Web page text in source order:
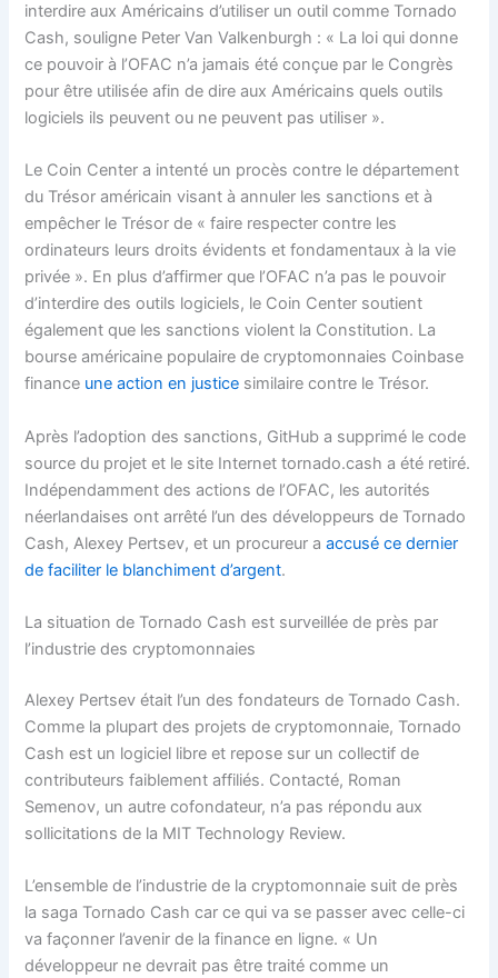
interdire aux Américains d’utiliser un outil comme Tornado
Cash, souligne Peter Van Valkenburgh : « La loi qui donne
ce pouvoir à l’OFAC n’a jamais été conçue par le Congrès
pour être utilisée afin de dire aux Américains quels outils
logiciels ils peuvent ou ne peuvent pas utiliser ».
Le Coin Center a intenté un procès contre le département
du Trésor américain visant à annuler les sanctions et à
empêcher le Trésor de « faire respecter contre les
ordinateurs leurs droits évidents et fondamentaux à la vie
privée ». En plus d’affirmer que l’OFAC n’a pas le pouvoir
d’interdire des outils logiciels, le Coin Center soutient
également que les sanctions violent la Constitution. La
bourse américaine populaire de cryptomonnaies Coinbase
finance une action en justice similaire contre le Trésor.
Après l’adoption des sanctions, GitHub a supprimé le code
source du projet et le site Internet tornado.cash a été retiré.
Indépendamment des actions de l’OFAC, les autorités
néerlandaises ont arrêté l’un des développeurs de Tornado
Cash, Alexey Pertsev, et un procureur aaccusé ce dernier
de faciliter le blanchiment d’argent.
La situation de Tornado Cash est surveillée de près par
l’industrie des cryptomonnaies
Alexey Pertsev était l’un des fondateurs de Tornado Cash.
Comme la plupart des projets de cryptomonnaie, Tornado
Cash est un logiciel libre et repose sur un collectif de
contributeurs faiblement affiliés. Contacté, Roman
Semenov, un autre cofondateur, n’a pas répondu aux
sollicitations de la MIT Technology Review.
L’ensemble de l’industrie de la cryptomonnaie suit de près
la saga Tornado Cash car ce qui va se passer avec celle-ci
va façonner l’avenir de la finance en ligne. « Un
développeur ne devrait pas être traité comme un